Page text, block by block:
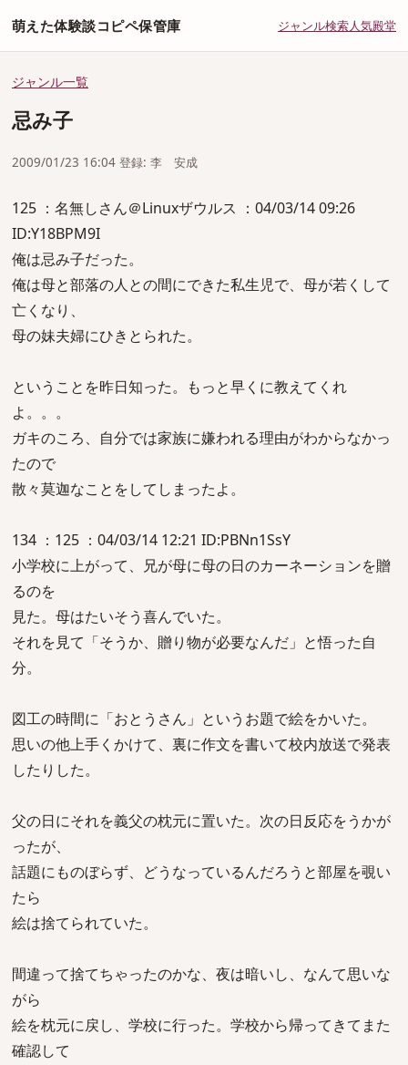
萌えた体験談コピペ保管庫 ジャンル検索人気殿堂
ジャンル一覧
忌み子
2009/01/23 16:04 登録: 李 安成
125 ：名無しさん＠Linuxザウルス ：04/03/14 09:26
ID:Y18BPM9I
俺は忌み子だった。
俺は母と部落の人との間にできた私生児で、母が若くして
亡くなり、
母の妹夫婦にひきとられた。
ということを昨日知った。もっと早くに教えてくれ
よ。。。
ガキのころ、自分では家族に嫌われる理由がわからなかっ
たので
散々莫迦なことをしてしまったよ。
134 ：125 ：04/03/14 12:21 ID:PBNn1SsY
小学校に上がって、兄が母に母の日のカーネーションを贈
るのを
見た。母はたいそう喜んでいた。
それを見て「そうか、贈り物が必要なんだ」と悟った自
分。
図工の時間に「おとうさん」というお題で絵をかいた。
思いの他上手くかけて、裏に作文を書いて校内放送で発表
したりした。
父の日にそれを義父の枕元に置いた。次の日反応をうかが
ったが、
話題にものぼらず、どうなっているんだろうと部屋を覗い
たら
絵は捨てられていた。
間違って捨てちゃったのかな、夜は暗いし、なんて思いな
がら
絵を枕元に戻し、学校に行った。学校から帰ってきてまた
確認して